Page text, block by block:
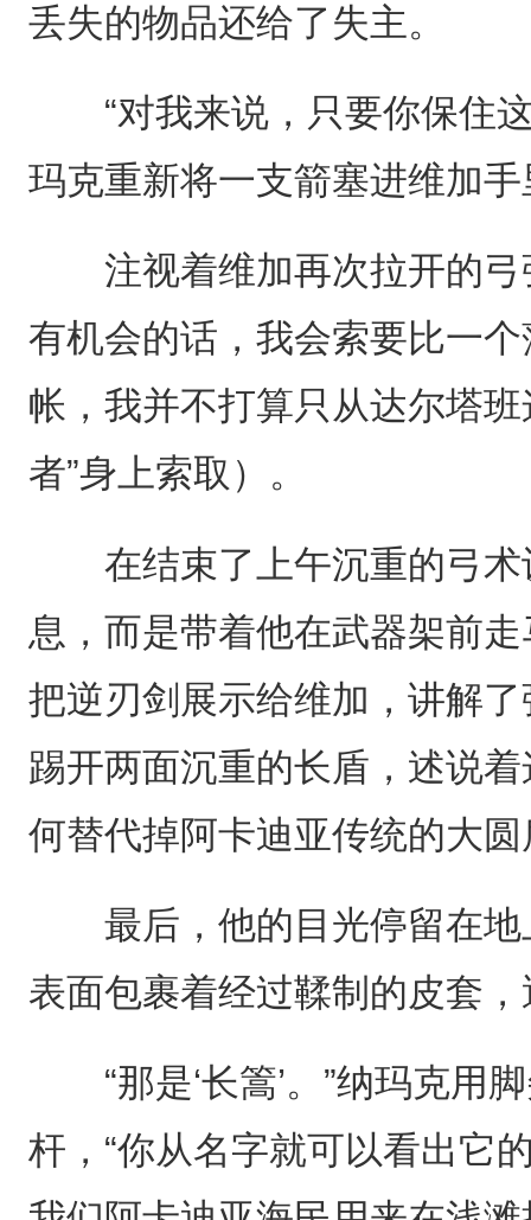
丢失的物品还给了失主。
“对我来说，只要你保住这
玛克重新将一支箭塞进维加手
注视着维加再次拉开的弓
有机会的话，我会索要比一
帐，我并不打算只从达尔塔
者”身上索取）。
在结束了上午沉重的弓术
息，而是带着他在武器架前
把逆刃剑展示给维加，讲解
踢开两面沉重的长盾，述说
何替代掉阿卡迪亚传统的大圆
最后，他的目光停留在地
表面包裹着经过鞣制的皮套
“那是‘长篙’。”纳玛克用
杆，“你从名字就可以看出它